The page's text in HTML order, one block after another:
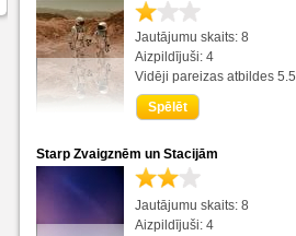
Jautājumu skaits: 8
Aizpildījuši: 4
Vidēji pareizas atbildes 5.5
Spēlēt
Starp Zvaigznēm un Stacijām
Jautājumu skaits: 8
Aizpildījuši: 4